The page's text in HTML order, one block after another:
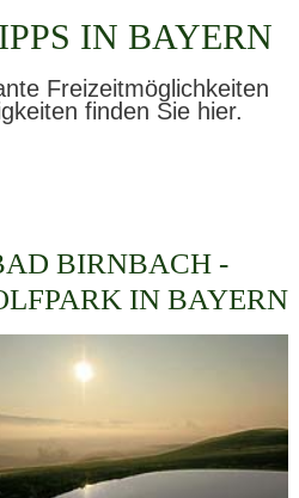
IN BAYERN
Freizeitmöglichkeiten
finden Sie hier.
BIRNBACH -
IN BAYERN